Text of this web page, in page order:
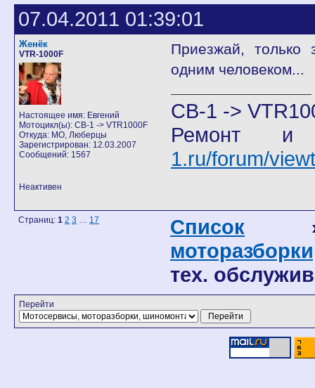
07.04.2011 01:39:01
Женёк
VTR-1000F
Настоящее имя: Евгений
Мотоцикл(ы): CB-1 -> VTR1000F
Откуда: МО, Люберцы
Зарегистрирован: 12.03.2007
Сообщений: 1567
Приезжай, только
одним человеком...
CB-1 ->
Ремонт и
1.ru/forum/
Неактивен
Страниц: 1 2 3 … 17 Список
тех.
Перейти